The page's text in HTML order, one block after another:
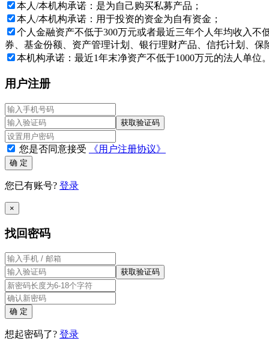
本人/本机构承诺：是为自己购买私募产品；
本人/本机构承诺：用于投资的资金为自有资金；
个人金融资产不低于300万元或者最近三年个人年均收入
券、基金份额、资产管理计划、银行理财产品、信托计划、保
本机构承诺：最近1年末净资产不低于1000万元的法人单位
用户注册
获取验证码
您是否同意接受 《用户注册协议》
确 定
您已有账号? 登录
×
找回密码
获取验证码
确 定
想起密码了? 登录